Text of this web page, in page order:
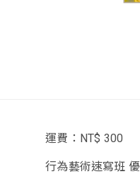
運費：NT$ 300
行為藝術速寫班